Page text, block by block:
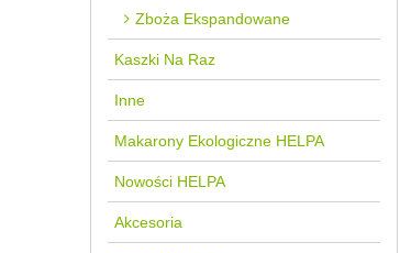
Zboża Ekspandowane
Kaszki Na Raz
Inne
Makarony Ekologiczne HELPA
Nowości HELPA
Akcesoria